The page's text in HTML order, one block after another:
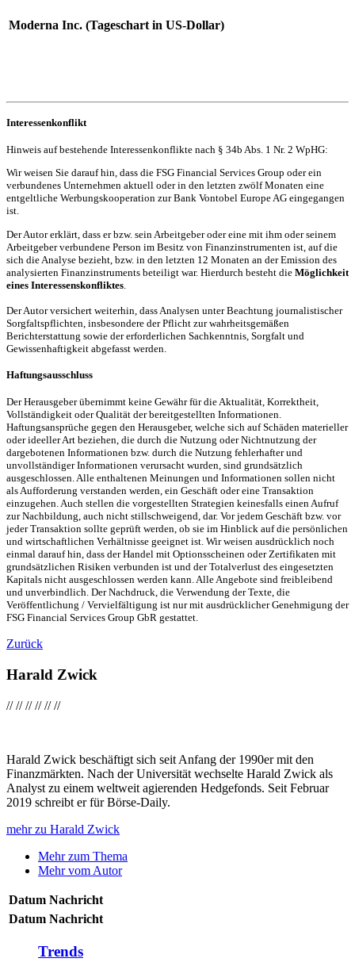
Moderna Inc. (Tageschart in US-Dollar)
Interessenkonflikt
Hinweis auf bestehende Interessenkonflikte nach § 34b Abs. 1 Nr. 2 WpHG:
Wir weisen Sie darauf hin, dass die FSG Financial Services Group oder ein
verbundenes Unternehmen aktuell oder in den letzten zwölf Monaten eine
entgeltliche Werbungskooperation zur Bank Vontobel Europe AG eingegangen
ist.
Der Autor erklärt, dass er bzw. sein Arbeitgeber oder eine mit ihm oder seinem
Arbeitgeber verbundene Person im Besitz von Finanzinstrumenten ist, auf die
sich die Analyse bezieht, bzw. in den letzten 12 Monaten an der Emission des
analysierten Finanzinstruments beteiligt war. Hierdurch besteht die Möglichkeit
eines Interessenskonfliktes
Der Autor versichert weiterhin, dass Analysen unter Beachtung journalistischer
Sorgfaltspflichten, insbesondere der Pflicht zur wahrheitsgemäßen
Berichterstattung sowie der erforderlichen Sachkenntnis, Sorgfalt und
Gewissenhaftigkeit abgefasst werden.
Haftungsausschluss
Der Herausgeber übernimmt keine Gewähr für die Aktualität, Korrektheit,
Vollständigkeit oder Qualität der bereitgestellten Informationen.
Haftungsansprüche gegen den Herausgeber, welche sich auf Schäden materieller
oder ideeller Art beziehen, die durch die Nutzung oder Nichtnutzung der
dargebotenen Informationen bzw. durch die Nutzung fehlerhafter und
unvollständiger Informationen verursacht wurden, sind grundsätzlich
ausgeschlossen. Alle enthaltenen Meinungen und Informationen sollen nicht
als Aufforderung verstanden werden, ein Geschäft oder eine Transaktion
einzugehen. Auch stellen die vorgestellten Strategien keinesfalls einen Aufruf
zur Nachbildung, auch nicht stillschweigend, dar. Vor jedem Geschäft bzw. vor
jeder Transaktion sollte geprüft werden, ob sie im Hinblick auf die persönlichen
und wirtschaftlichen Verhältnisse geeignet ist. Wir weisen ausdrücklich noch
einmal darauf hin, dass der Handel mit Optionsscheinen oder Zertifikaten mit
grundsätzlichen Risiken verbunden ist und der Totalverlust des eingesetzten
Kapitals nicht ausgeschlossen werden kann. Alle Angebote sind freibleibend
und unverbindlich. Der Nachdruck, die Verwendung der Texte, die
Veröffentlichung / Vervielfältigung ist nur mit ausdrücklicher Genehmigung der
FSG Financial Services Group GbR gestattet.
Zurück
Harald Zwick
////////////
Harald Zwick beschäftigt sich seit Anfang der 1990er mit den
Finanzmärkten. Nach der Universität wechselte Harald Zwick als
Analyst zu einem weltweit agierenden Hedgefonds. Seit Februar
2019 schreibt er für Börse-Daily.
mehr zu Harald Zwick
Mehr zum Thema
Mehr vom Autor
Datum Nachricht
Datum Nachricht
Trends